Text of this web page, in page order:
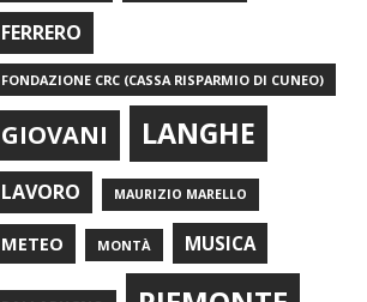
FERRERO
FONDAZIONE CRC (CASSA RISPARMIO DI CUNEO)
GIOVANI LANGHE
LAVORO MAURIZIO MARELLO
METEO MONTÀ MUSICA